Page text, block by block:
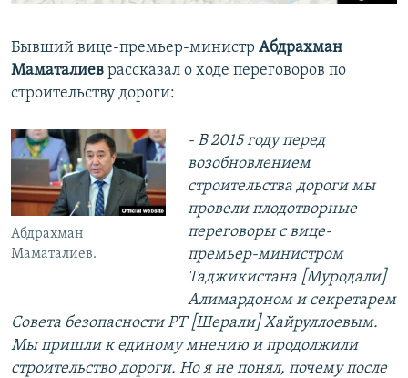
Бывший вице-премьер-министр Абдрахман
Маматалиев рассказал о ходе переговоров по
строительству дороги:
Абдрахман
Маматалиев.
- В 2015 году перед
возобновлением
строительства дороги мы
провели плодотворные
переговоры с вице-
премьер-министром
Таджикистана [Муродали]
Алимардоном и секретарем
Совета безопасности РТ [Шерали] Хайруллоевым.
Мы пришли к единому мнению и продолжили
строительство дороги. Но я не понял, почему после